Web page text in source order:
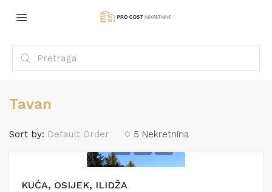
Tavan
5 Nekretnina
Sort by: Default Order
EKSKLUZIVNO
KUĆA, OSIJEK, ILIDŽA